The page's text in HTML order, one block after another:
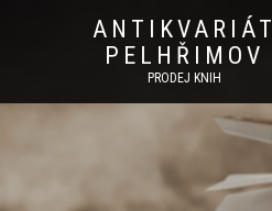
ANTIKVARIÁT
PELHŘIMOV
PRODEJ KNIH